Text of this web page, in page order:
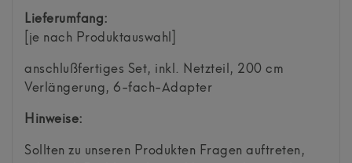
Lieferumfang:
[je nach Produktauswahl]
anschlußfertiges Set, inkl. Netzteil, 200 cm
Verlängerung, 6-fach-Adapter
Hinweise:
Sollten zu unseren Produkten Fragen auftreten,